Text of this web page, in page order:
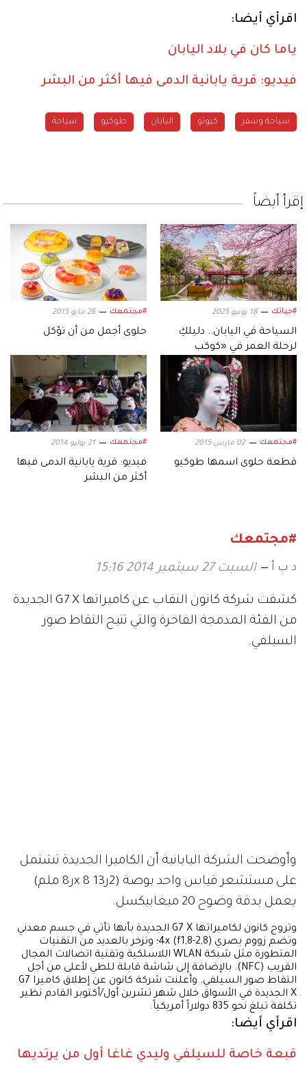
اقرأي أيضا:
ياما كان في بلاد اليابان
فيديو: قرية يابانية الدمى فيها أكثر من البشر
سياحة وسفر كيوتو اليابان طوكيو سياحة
إقرأ أيضاً
#حياتك 18 يونيو 2025
السياحة في اليابان.. دليلكِ
لرحلة العمر في «كوكب
#مجتمعك 26 مايو 2015
حلوى أجمل من أن تؤكل
#مجتمعك 02 مارس 2015
قطعة حلوى اسمها طوكيو
#مجتمعك 21 يوليو 2014
فيديو: قرية يابانية الدمى فيها
أكثر من البشر
#مجتمعك
د ب أ السبت 27 سبتمبر 2014 15:16
كشفت شركة كانون النقاب عن كاميراتها G7 X الجديدة
من الفئة المدمجة الفاخرة والتي تتيح التقاط صور
السيلفي.
وأوضحت الشركة اليابانية أن الكاميرا الجديدة تشتمل
على مستشعر قياس واحد بوصة (2ر13 x 8ر8 ملم)
يعمل بدقة وضوح 20 ميغابيكسل.
وتروج كانون لكاميراتها G7 X الجديدة بأنها تأتي في جسم معدني
وتضم زووم بصري 4x (f1,8-2,8)؛ وتزخر بالعديد من التقنيات
المتطورة مثل شبكة WLAN اللاسلكية وتقنية اتصالات المجال
القريب (NFC). بالإضافة إلى شاشة قابلة للطي لأعلى من أجل
التقاط صور السيلفي. وأعلنت شركة كانون عن إطلاق كاميرا G7
X الجديدة في الأسواق خلال شهر تشرين أول/أكتوبر القادم نظير
تكلفة تبلغ نحو 835 دولاراً أمريكياً.
اقرأي أيضا:
قبعة خاصة للسيلفي وليدي غاغا أول من يرتديها